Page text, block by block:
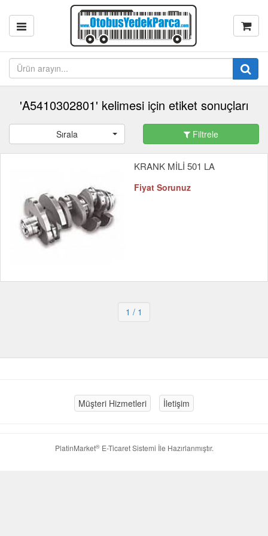
'A5410302801' kelimesi için etiket sonuçları
Sırala Filtrele
KRANK MİLİ 501 LA
Fiyat Sorunuz
1 / 1
Müşteri Hizmetleri İletişim
PlatinMarket®E-Ticaret Sistemi İle Hazırlanmıştır.